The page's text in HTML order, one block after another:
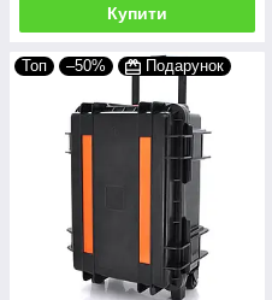
Купити
Топ –50% Подарунок